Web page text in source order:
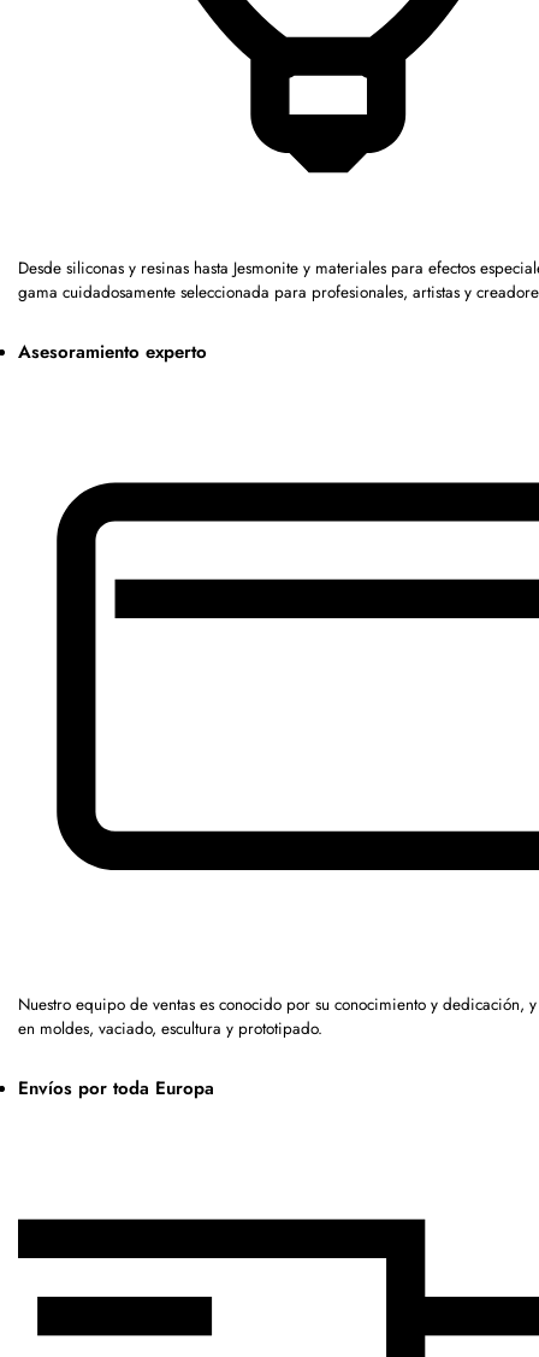
Desde siliconas y resinas hasta Jesmonite y materiales para efectos
gama cuidadosamente seleccionada para profesionales, artistas y
Asesoramiento experto
Nuestro equipo de ventas es conocido por su conocimiento y dedicación,
en moldes, vaciado, escultura y prototipado.
Envíos por toda Europa